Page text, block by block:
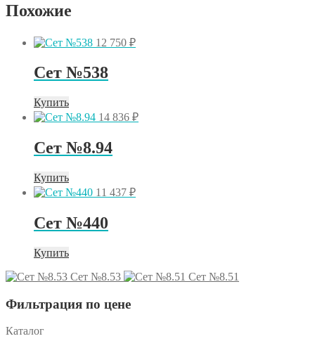
Похожие
12 750 ₽
Сет №538
Купить
14 836 ₽
Сет №8.94
Купить
11 437 ₽
Сет №440
Купить
Сет №8.53
Сет №8.51
Фильтрация по цене
Каталог